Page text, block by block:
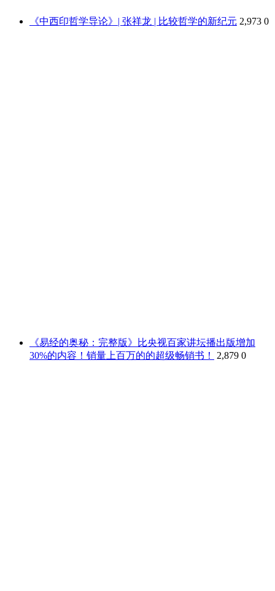
《中西印哲学导论》| 张祥龙 | 比较哲学的新纪元 2,973 0
《易经的奥秘：完整版》比央视百家讲坛播出版增加
30%的内容！销量上百万的的超级畅销书！
2,879 0